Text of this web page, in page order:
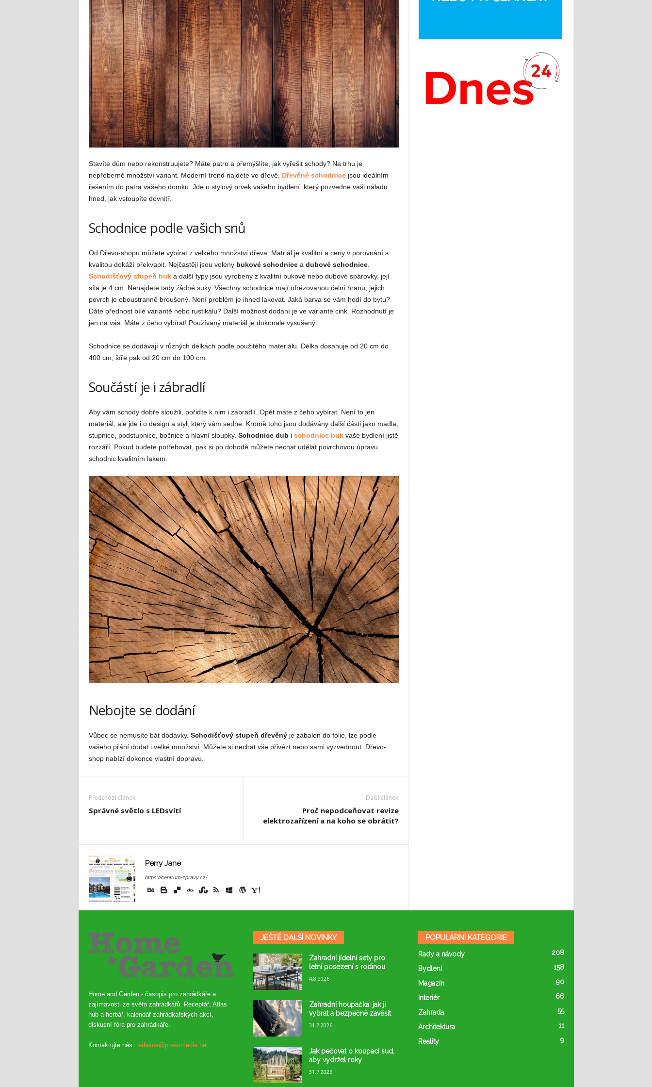
Stavíte dům nebo rekonstruujete? Máte patro a přemýšlíte, jak vyřešit schody? Na trhu je
nepřeberné množství variant. Moderní trend najdete ve dřevě. Dřevěné schodnicejsou ideálním
řešením do patra vašeho domku. Jde o stylový prvek vašeho bydlení, který pozvedne vaši náladu
hned, jak vstoupíte dovnitř.
Schodnice podle vašich snů
Od Dřevo-shopu můžete vybírat z velkého množství dřeva. Matriál je kvalitní a ceny v porovnání s
kvalitou dokáží překvapit. Nejčastěji jsou voleny bukové schodnicea dubové schodnice.
Schodišťový stupeň buka další typy jsou vyrobeny z kvalitní bukové nebo dubové spárovky, její
síla je 4 cm. Nenajdete tady žádné suky. Všechny schodnice mají ofrézovanou čelní hranu, jejich
povrch je oboustranně broušený. Není problém je ihned lakovat. Jaká barva se vám hodí do bytu?
Dáte přednost bílé variantě nebo rustikálu? Další možnost dodání je ve variante cink. Rozhodnutí je
jen na vás. Máte z čeho vybírat! Používaný materiál je dokonale vysušený.
Schodnice se dodávají v různých délkách podle použitého materiálu. Délka dosahuje od 20 cm do
400 cm, šíře pak od 20 cm do 100 cm.
Součástí je i zábradlí
Aby vám schody dobře sloužili, pořiďte k nim i zábradlí. Opět máte z čeho vybírat. Není to jen
materiál, ale jde i o design a styl, který vám sedne. Kromě toho jsou dodávány další části jako madla,
stupnice, podstupnice, bočnice a hlavní sloupky. Schodnice dub i schodnice bukvaše bydlení jistě
rozzáří. Pokud budete potřebovat, pak si po dohodě můžete nechat udělat povrchovou úpravu
schodnic kvalitním lakem.
Nebojte se dodání
Vůbec se nemusíte bát dodávky. Schodišťový stupeň dřevěnýje zabalen do fólie, lze podle
vašeho přání dodat i velké množství. Můžete si nechat vše přivézt nebo sami vyzvednout. Dřevo-
shop nabízí dokonce vlastní dopravu.
Předchozí článek
Správné světlo s LEDsvítí
Další článek
Proč nepodceňovat revize
elektrozařízení a na koho se obrátit?
Perry Jane
https://centrum-zpravy.cz/
Home and Garden - časopis pro zahrádkáře a
zajímavosti ze světa zahrádkářů. Receptář, Atlas
hub a herbář, kalendář zahrádkářských akcí,
diskusní fóra pro zahrádkáře.
Kontaktujte nás: redakce@pressmedia.net
JEŠTĚ DALŠÍ NOVINKY
Zahradní jídelní sety pro
letní posezení s rodinou
4.8.2026
Zahradní houpačka: jak ji
vybrat a bezpečně zavěsit
31.7.2026
Jak pečovat o koupací sud,
aby vydržel roky
31.7.2026
POPULÁRNÍ KATEGORIE
Rady a návody 208
Bydlení 158
Magazín 90
Interiér 66
Zahrada 55
Architektura 11
Reality 9